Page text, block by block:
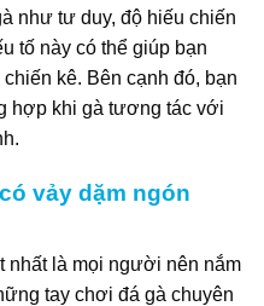
như tư duy, độ hiếu chiến
tố này có thể giúp bạn
kê. Bên cạnh đó, bạn
hợp khi gà tương tác với
vảy dặm ngón
nhất là mọi người nên nắm
tay chơi đá gà chuyên